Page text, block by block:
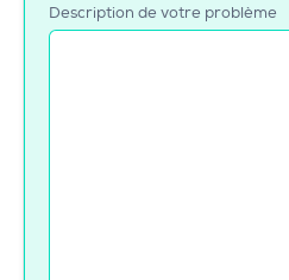
Description de votre problème